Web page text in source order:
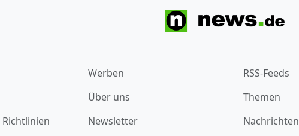
Werben
Über uns
Newsletter
RSS-Feeds
Themen